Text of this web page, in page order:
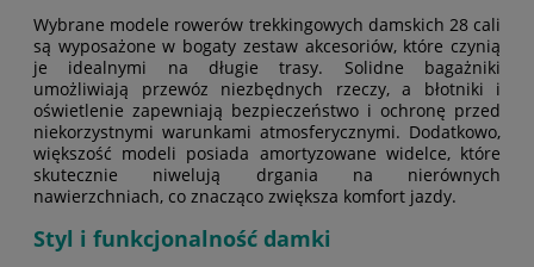
Wybrane modele rowerów trekkingowych damskich 28 cali
są wyposażone w bogaty zestaw akcesoriów, które czynią
je idealnymi na długie trasy. Solidne bagażniki
umożliwiają przewóz niezbędnych rzeczy, a błotniki i
oświetlenie zapewniają bezpieczeństwo i ochronę przed
niekorzystnymi warunkami atmosferycznymi. Dodatkowo,
większość modeli posiada amortyzowane widelce, które
skutecznie niwelują drgania na nierównych
nawierzchniach, co znacząco zwiększa komfort jazdy.
Styl i funkcjonalność damki